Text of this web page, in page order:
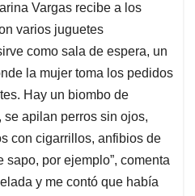
Vargas recibe a los
varios juguetes
como sala de espera, un
la mujer toma los pedidos
Hay un biombo de
se apilan perros sin ojos,
con cigarrillos, anfibios de
sapo, por ejemplo”, comenta
y me contó que había